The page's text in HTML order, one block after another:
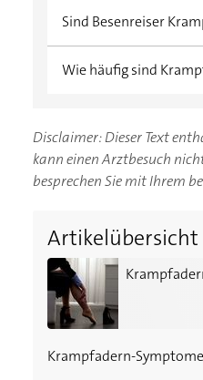
Am häufigsten bilden
entstehen, wenn sich
Sind Besenreiser
Ja, Besenreiser
Krampfadern
Wie häufig sind
Häufigkeit nimmt mit
Venenklappen
Disclaimer: Dieser Text
kann einen Arztbesuch
besprechen Sie mit Ihrem
Artikelübersicht
Krampfadern-Ursachen:
Krampfadern-